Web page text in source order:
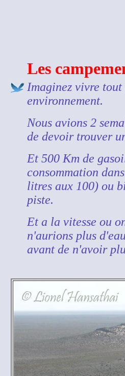
Les
Imaginez vivre
environnement.
Nous avions 2
de devoir trouver
Et 500 Km de
consommation
litres aux 100) ou
piste.
Et a la vitesse ou
n'aurions plus
avant de n'avoir